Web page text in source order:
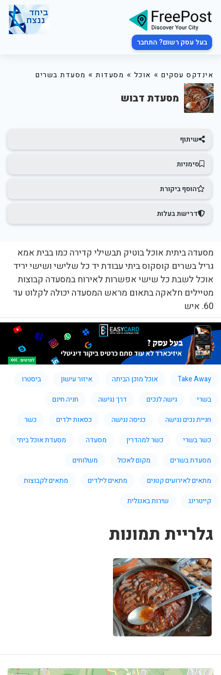
בעל עסק רשום? התחבר
אינדקס עסקים » אוכל » מסעדות » מסעדת בשרים
מסעדת דבוש
שיתוף
סימניות
הוסף ביקורת
דרישת בעלות
מסעדה ביתית אוכל בוטיק תבשילי קדירה כמו בבית אמא
גריל בשרים קוסקוס ביתי עבודת יד כל שלישי ושישי יריד
אוכל לשבת כל שישי אפשרות לאירוח במסעדה קבוצות
מטיילים חלאקה בתאום מראש המסעדה יכולה לקלוט עד
60. איש
Take Away אוכל מוכן הביתה איזור עישון
ביסטרו
בשרי
גישה לנכים דרך נגישה
חניה חינם
חניית נכים נגישה
כניסה נגישה כסאות ילדים
כשר
כשר בשרי
כשר למהדרין מסעדה
מסעדת אוכל ביתי
מסעדת בשרים
מקום לאכול
משלוחים
מתאים לאירועים קטנים
מתאים לילדים
מתאים לקבוצות
קייטרינג
שירות באנגלית
גלריית תמונות